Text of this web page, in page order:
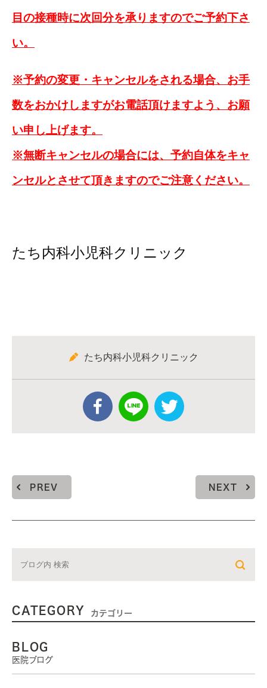
目の接種時に次回分を承りますのでご予約下さ
い。
※予約の変更・キャンセルをされる場合、お手
数をおかけしますがお電話頂けますよう、お願
い申し上げます。
※無断キャンセルの場合には、予約自体をキャ
ンセルとさせて頂きますのでご注意ください。
たち内科小児科クリニック
たち内科小児科クリニック
PREV NEXT
CATEGORY カテゴリー
BLOG
医院ブログ